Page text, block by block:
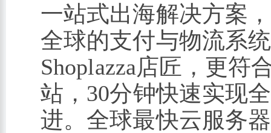
一站式出海解决方案
全球的支付与物流系
Shoplazza店匠，更符
站，30分钟快速实现
进。全球最快云服务